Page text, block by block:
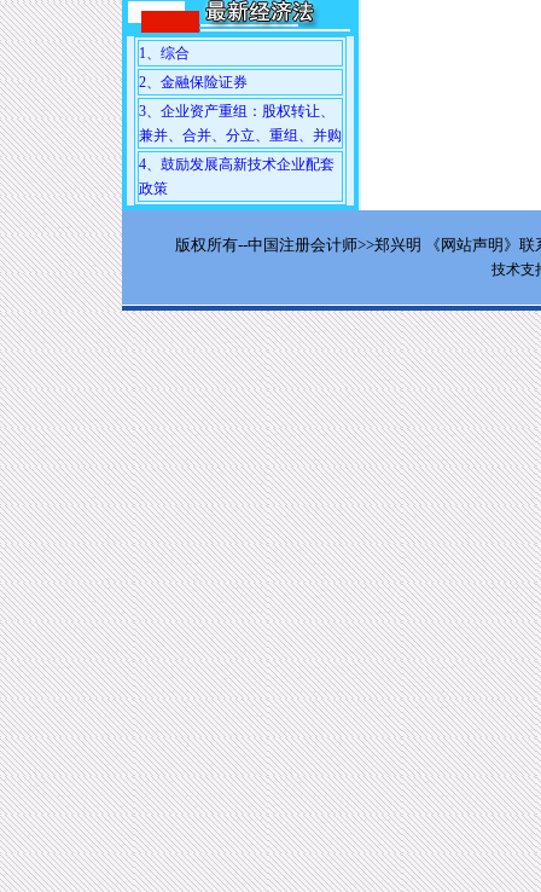
1、综合
2、金融保险证券
3、企业资产重组：股权转让、
兼并、合并、分立、重组、并购
4、鼓励发展高新技术企业配套
政策
版权所有--中国注册会计师>>郑兴明 《网站声明》 联
技术支